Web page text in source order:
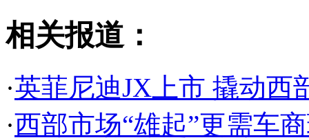
相关报道：
·英菲尼迪JX上市 撬动西
·西部市场“雄起”更需车